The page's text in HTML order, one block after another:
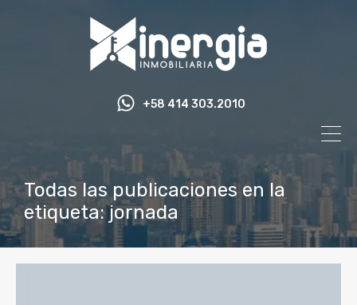
+58 414 303.2010
Todas las publicaciones en la
etiqueta: jornada